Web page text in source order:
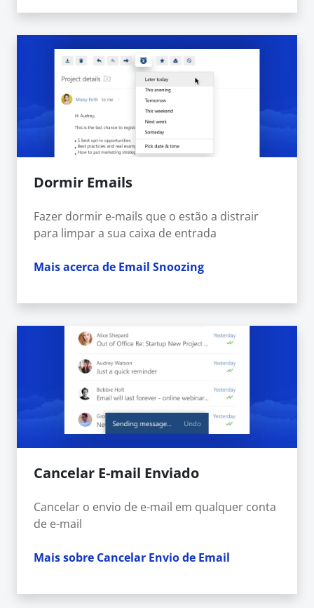
Dormir Emails
Fazer dormir e-mails que o estão a distrair
para limpar a sua caixa de entrada
Mais acerca de Email Snoozing
Cancelar E-mail Enviado
Cancelar o envio de e-mail em qualquer conta
de e-mail
Mais sobre Cancelar Envio de Email